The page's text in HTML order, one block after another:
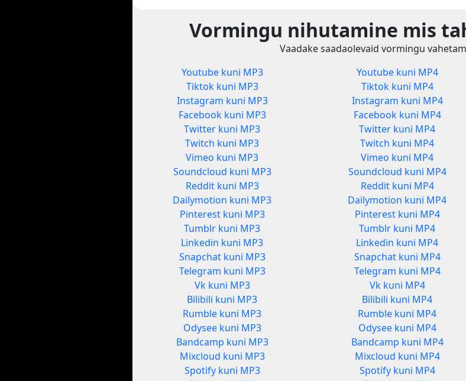
Vormingu nihutamine mis
Vaadake saadaolevaid vormingu
Youtube kuni MP3
Tiktok kuni MP3
Instagram kuni MP3
Facebook kuni MP3
Twitter kuni MP3
Twitch kuni MP3
Vimeo kuni MP3
Soundcloud kuni MP3
Reddit kuni MP3
Dailymotion kuni MP3
Pinterest kuni MP3
Tumblr kuni MP3
Linkedin kuni MP3
Snapchat kuni MP3
Telegram kuni MP3
Vk kuni MP3
Bilibili kuni MP3
Rumble kuni MP3
Odysee kuni MP3
Bandcamp kuni MP3
Mixcloud kuni MP3
Spotify kuni MP3
Youtube kuni MP4
Tiktok kuni MP4
Instagram kuni MP4
Facebook kuni MP4
Twitter kuni MP4
Twitch kuni MP4
Vimeo kuni MP4
Soundcloud kuni MP4
Reddit kuni MP4
Dailymotion kuni MP4
Pinterest kuni MP4
Tumblr kuni MP4
Linkedin kuni MP4
Snapchat kuni MP4
Telegram kuni MP4
Vk kuni MP4
Bilibili kuni MP4
Rumble kuni MP4
Odysee kuni MP4
Bandcamp kuni MP4
Mixcloud kuni MP4
Spotify kuni MP4